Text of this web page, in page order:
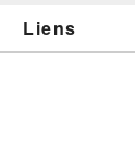
Liens